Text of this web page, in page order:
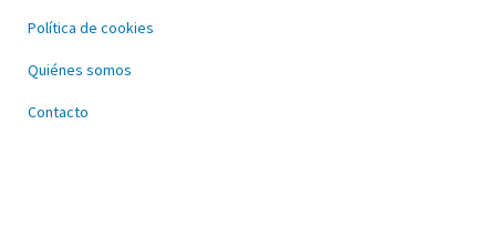
Política de cookies
Quiénes somos
Contacto